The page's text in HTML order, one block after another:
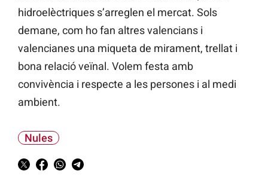
hidroelèctriques s’arreglen el mercat. Sols
demane, com ho fan altres valencians i
valencianes una miqueta de mirament, trellat i
bona relació veïnal. Volem festa amb
convivència i respecte a les persones i al medi
ambient.
Nules